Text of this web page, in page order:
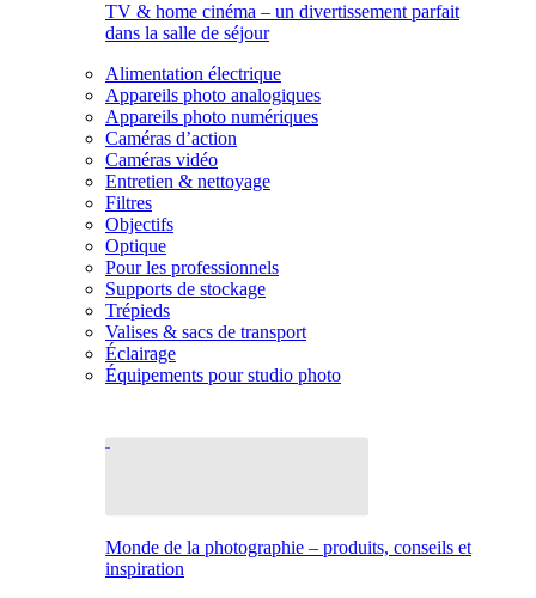
TV & home cinéma – un divertissement parfait
dans la salle de séjour
Alimentation électrique
Appareils photo analogiques
Appareils photo numériques
Caméras d’action
Caméras vidéo
Entretien & nettoyage
Filtres
Objectifs
Optique
Pour les professionnels
Supports de stockage
Trépieds
Valises & sacs de transport
Éclairage
Équipements pour studio photo
Monde de la photographie – produits, conseils et
inspiration